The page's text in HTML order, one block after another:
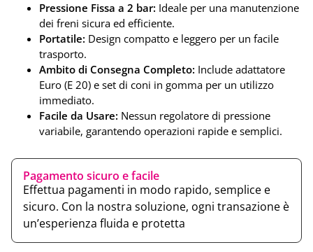
Pressione Fissa a 2 bar: Ideale per una manutenzione
dei freni sicura ed efficiente.
Portatile: Design compatto e leggero per un facile
trasporto.
Ambito di Consegna Completo: Include adattatore
Euro (E 20) e set di coni in gomma per un utilizzo
immediato.
Facile da Usare: Nessun regolatore di pressione
variabile, garantendo operazioni rapide e semplici.
Pagamento sicuro e facile
Effettua pagamenti in modo rapido, semplice e
sicuro. Con la nostra soluzione, ogni transazione è
un’esperienza fluida e protetta